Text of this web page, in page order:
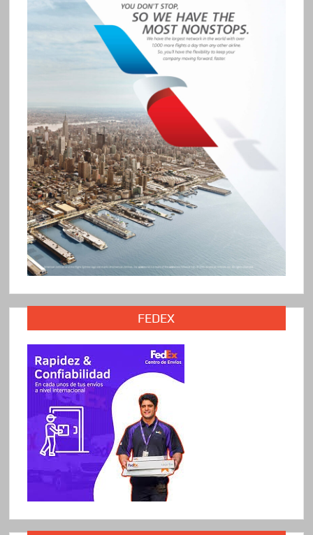
FEDEX